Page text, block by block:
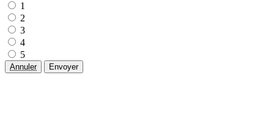
1
2
3
4
5
Annuler Envoyer